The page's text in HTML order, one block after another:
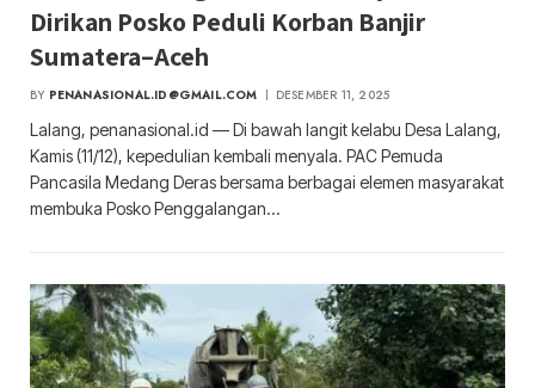
Dirikan Posko Peduli Korban Banjir
Sumatera–Aceh
BY PENANASIONAL.ID@GMAIL.COM DESEMBER 11, 2025
Lalang, penanasional.id — Di bawah langit kelabu Desa Lalang,
Kamis (11/12), kepedulian kembali menyala. PAC Pemuda
Pancasila Medang Deras bersama berbagai elemen masyarakat
membuka Posko Penggalangan…